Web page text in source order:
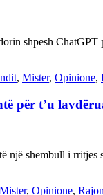
shpesh
, Mister, Opinione,
për t’u
një shembull i
Mister, Opinione,